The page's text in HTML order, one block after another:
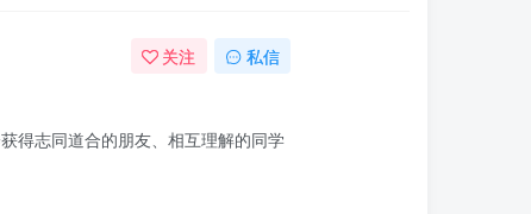
关注 私信
得志同道合的朋友、相互理解的同学